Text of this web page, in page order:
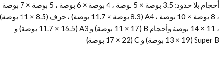
أحجام بلا حدود: 3.5 بوصة × 5 بوصة ، 4 بوصة × 6 بوصة ، 5 بوصة × 7 بوصة
، 8 بوصة × 10 بوصة ، A4 (8.3 بوصة × 11.7 بوصة) ، حرف (8.5 × 11 بوصة)
، 11 × 14 بوصة وأحجام B (11 × 17 بوصة) و A3 (11.7 × 16.5 بوصة) و
Super B (13 × 19 بوصة) و C (17 × 22 بوصة)